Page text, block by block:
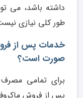
داشته باشد، می
طور کلی نیازی
خدمات پس از
صورت است؟
برای تمامی مصرف
پس از فروش